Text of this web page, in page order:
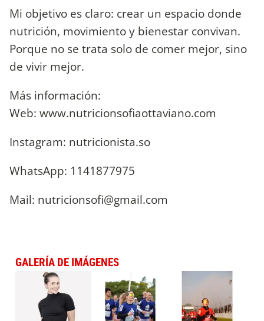
Mi objetivo es claro: crear un espacio donde
nutrición, movimiento y bienestar convivan.
Porque no se trata solo de comer mejor, sino
de vivir mejor.
Más información:
Web: www.nutricionsofiaottaviano.com
Instagram: nutricionista.so
WhatsApp: 1141877975
Mail: nutricionsofi@gmail.com
GALERÍA DE IMÁGENES